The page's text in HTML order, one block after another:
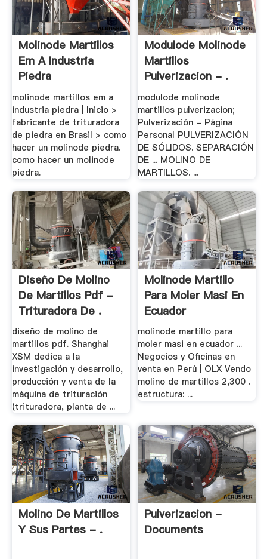
Molinode Martillos
Em A Industria
Piedra
molinode martillos em a
industria piedra | Inicio >
fabricante de trituradora
de piedra en Brasil > como
hacer un molinode piedra.
como hacer un molinode
piedra.
Modulode Molinode
Martillos
Pulverizacion - .
modulode molinode
martillos pulverizacion;
Pulverización - Página
Personal PULVERIZACIÓN
DE SÓLIDOS. SEPARACIÓN
DE ... MOLINO DE
MARTILLOS. ...
Diseño De Molino
De Martillos Pdf -
Trituradora De .
diseño de molino de
martillos pdf. Shanghai
XSM dedica a la
investigación y desarrollo,
producción y venta de la
máquina de trituración
(trituradora, planta de ...
Molinode Martillo
Para Moler Masi En
Ecuador
molinode martillo para
moler masi en ecuador ...
Negocios y Oficinas en
venta en Perú | OLX Vendo
molino de martillos 2,300 .
estructura: ...
Molino De Martillos
Y Sus Partes - .
Pulverizacion -
Documents